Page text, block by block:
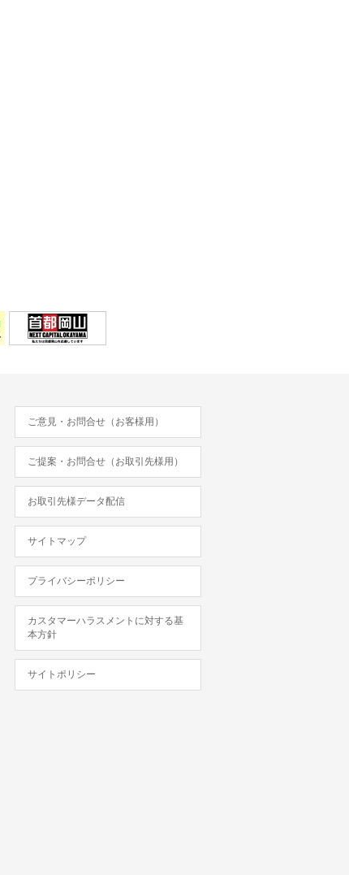
ご意見・お問合せ（お客様用）
ご提案・お問合せ（お取引先様用）
お取引先様データ配信
サイトマップ
プライバシーポリシー
カスタマーハラスメントに対する基
本方針
サイトポリシー